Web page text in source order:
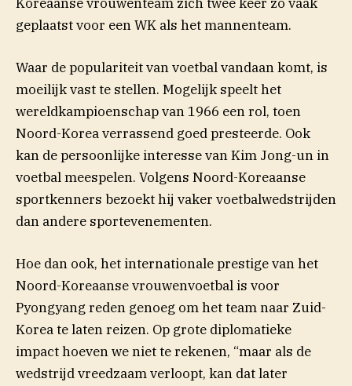
geplaatst voor een WK als het mannenteam.
Waar de populariteit van voetbal vandaan komt, is
moeilijk vast te stellen. Mogelijk speelt het
wereldkampioenschap van 1966 een rol, toen
Noord-Korea verrassend goed presteerde. Ook
kan de persoonlijke interesse van Kim Jong-un in
voetbal meespelen. Volgens Noord-Koreaanse
sportkenners bezoekt hij vaker voetbalwedstrijden
dan andere sportevenementen.
Hoe dan ook, het internationale prestige van het
Noord-Koreaanse vrouwenvoetbal is voor
Pyongyang reden genoeg om het team naar Zuid-
Korea te laten reizen. Op grote diplomatieke
impact hoeven we niet te rekenen, “maar als de
wedstrijd vreedzaam verloopt, kan dat later